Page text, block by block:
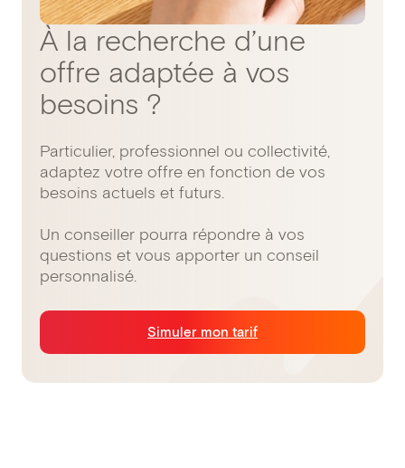
À la recherche d’une
offre adaptée à vos
besoins ?
Particulier, professionnel ou collectivité,
adaptez votre offre en fonction de vos
besoins actuels et futurs.
Un conseiller pourra répondre à vos
questions et vous apporter un conseil
personnalisé.
Simuler mon tarif